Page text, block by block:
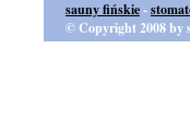
sauny fińskie-
© Copyright 2008 by